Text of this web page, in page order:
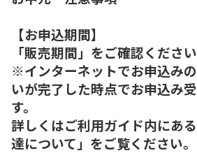
【お申込期間】
「販売期間」をご確認ください
※インターネットでお申込み
いが完了した時点でお申込み
す。
詳しくはご利用ガイド内にあ
達について」をご覧ください。